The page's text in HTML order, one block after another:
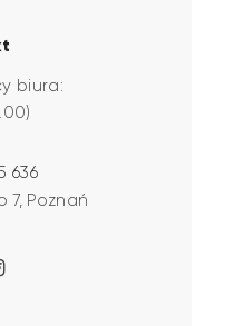
biura:
7, Poznań
636